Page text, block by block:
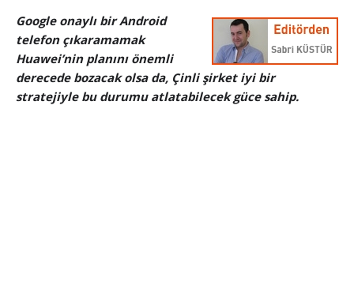
Google onaylı bir Android
telefon çıkaramamak
Huawei’nin planını önemli
derecede bozacak olsa da, Çinli şirket iyi bir
stratejiyle bu durumu atlatabilecek güce sahip.